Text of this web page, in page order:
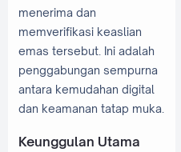
menerima dan
memverifikasi keaslian
emas tersebut. Ini adalah
penggabungan sempurna
antara kemudahan digital
dan keamanan tatap muka.
Keunggulan Utama